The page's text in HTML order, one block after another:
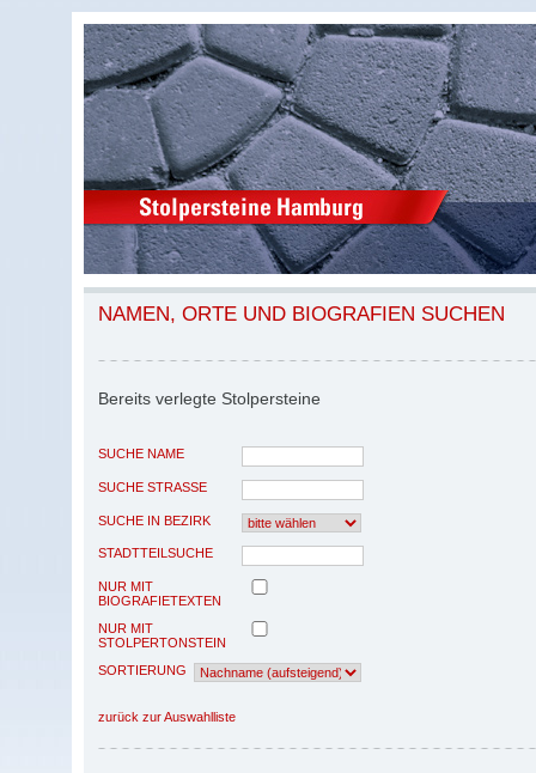
NAMEN, ORTE UND BIOGRAFIEN SUCHEN
Bereits verlegte Stolpersteine
SUCHE NAME
SUCHE STRASSE
SUCHE IN BEZIRK
STADTTEILSUCHE
NUR MIT
BIOGRAFIETEXTEN
NUR MIT
STOLPERTONSTEIN
SORTIERUNG
zurück zur Auswahlliste